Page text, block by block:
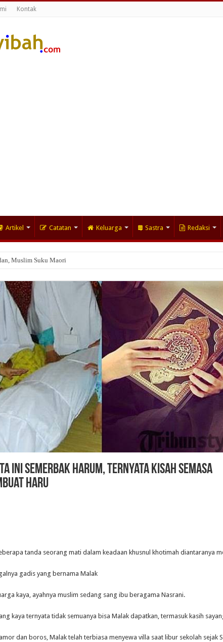
Kontak
Artikel Catatan Keluarga Sastra Redaksi
Muslim Suku Maori
Emas Muktamar
Ini Semerbak Harum, Ternyata Kisah Semasa
Haru
tanda seorang mati dalam keadaan khusnul khotimah diantaranya
gadis yang bernama Malak
kaya, ayahnya muslim sedang sang ibu beragama Nasrani.
kaya ternyata tidak semuanya bisa Malak dapatkan, termasuk kasih
dan boros, Malak telah terbiasa menyewa villa saat libur sekolah sejak